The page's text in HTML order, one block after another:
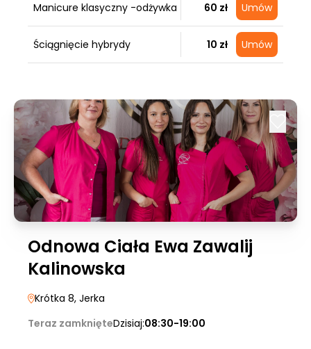
Manicure klasyczny -odżywka 60 zł Umów
Ściągnięcie hybrydy 10 zł Umów
Odnowa Ciała Ewa Zawalij
Kalinowska
Krótka 8, Jerka
Teraz zamknięteDzisiaj:08:30-19:00